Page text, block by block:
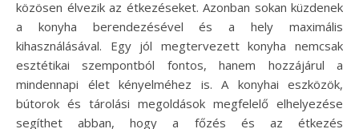
közösen élvezik az étkezéseket. Azonban sokan küzdenek
a konyha berendezésével és a hely maximális
kihasználásával. Egy jól megtervezett konyha nemcsak
esztétikai szempontból fontos, hanem hozzájárul a
mindennapi élet kényelméhez is. A konyhai eszközök,
bútorok és tárolási megoldások megfelelő elhelyezése
segíthet abban, hogy a főzés és az étkezés